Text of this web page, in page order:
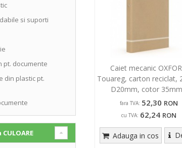
Caiet mecanic
Touareg, carton reciclat,
D20mm, cotor
kraft/alb
fara TVA: 52,30 RON
cu TVA: 62,24 RON
Adauga in cos
si suporti
pt. documente
din plastic pt.
CULOARE